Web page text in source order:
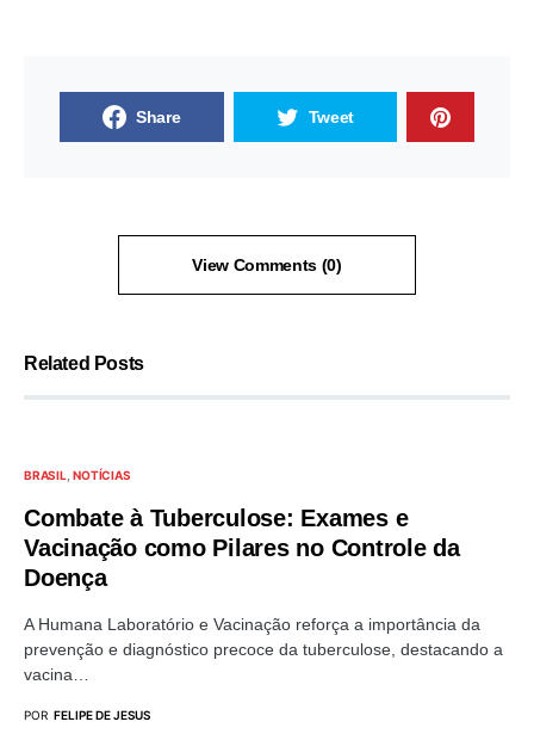
Share Tweet
View Comments (0)
Related Posts
BRASIL NOTÍCIAS
Combate à Tuberculose: Exames e
Vacinação como Pilares no Controle da
Doença
A Humana Laboratório e Vacinação reforça a importância da
prevenção e diagnóstico precoce da tuberculose, destacando a
vacina…
POR FELIPE DE JESUS